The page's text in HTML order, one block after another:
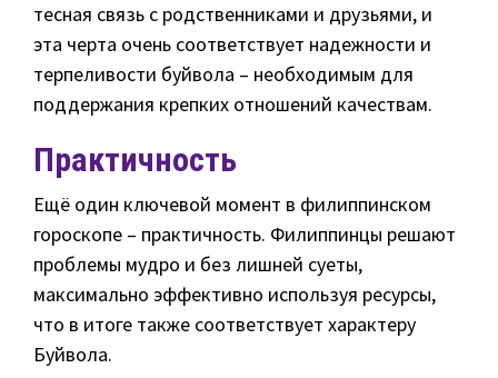
тесная связь с родственниками и друзьями, и
эта черта очень соответствует надежности и
терпеливости буйвола – необходимым для
поддержания крепких отношений качествам.
Практичность
Ещё один ключевой момент в филиппинском
гороскопе – практичность. Филиппинцы решают
проблемы мудро и без лишней суеты,
максимально эффективно используя ресурсы,
что в итоге также соответствует характеру
Буйвола.